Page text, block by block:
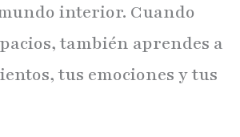
interior. Cuando
también aprendes a
tus emociones y tus